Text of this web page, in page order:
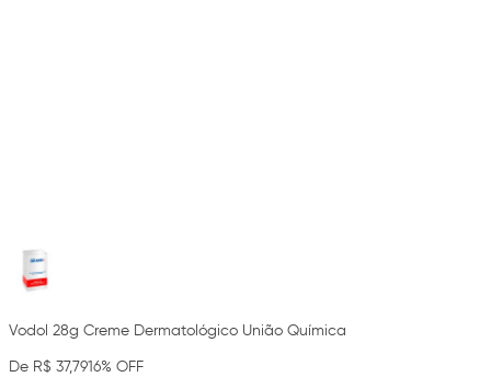
Vodol 28g Creme Dermatológico União Química
De R$ 37,7916% OFF